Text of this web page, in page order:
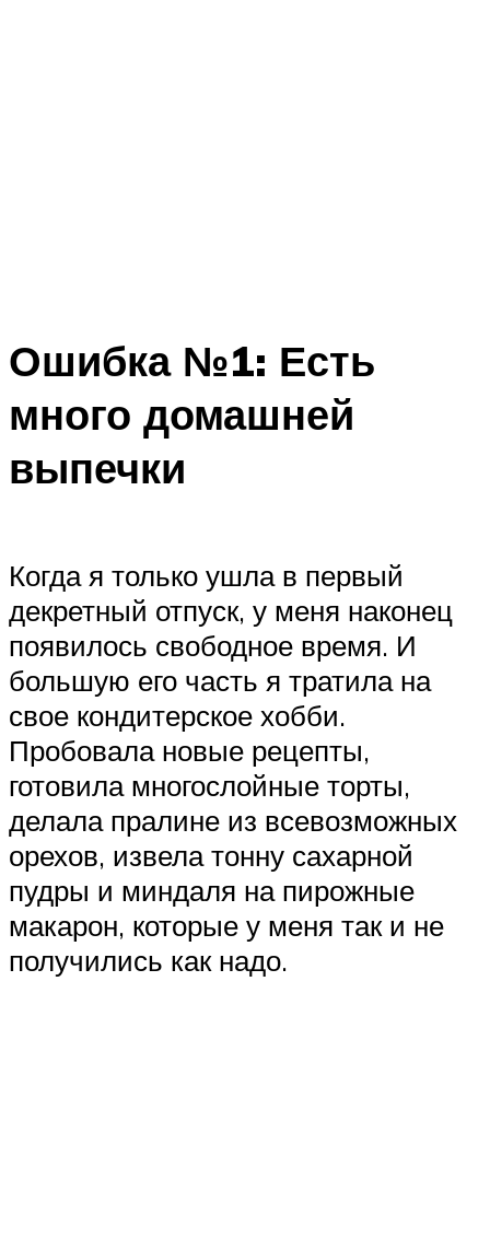
Ошибка №1: Есть
много домашней
выпечки
Когда я только ушла в первый
декретный отпуск, у меня наконец
появилось свободное время. И
большую его часть я тратила на
свое кондитерское хобби.
Пробовала новые рецепты,
готовила многослойные торты,
делала пралине из всевозможных
орехов, извела тонну сахарной
пудры и миндаля на пирожные
макарон, которые у меня так и не
получились как надо.